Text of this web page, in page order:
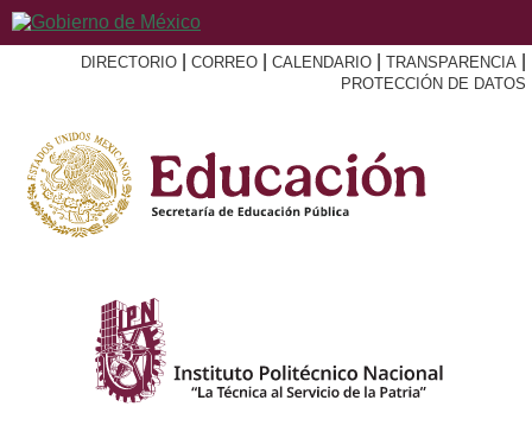
DIRECTORIO CORREO CALENDARIO TRANSPARENCIA
PROTECCIÓN DE DATOS